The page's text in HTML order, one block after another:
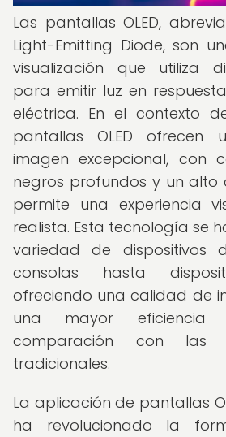
Las pantallas OLED,
Light-Emitting Diode, son
visualización que utiliza
para emitir luz en
eléctrica. En el contexto
pantallas OLED ofrecen
imagen excepcional, con
negros profundos y un alto
permite una experiencia
realista. Esta tecnología se
variedad de dispositivos
consolas hasta
ofreciendo una calidad de
una mayor eficiencia
comparación con las
tradicionales.
La aplicación de pantallas
ha revolucionado la